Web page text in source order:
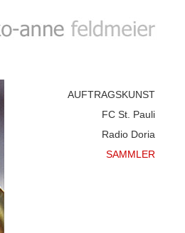
AUFTRAGSKUNST
FC St. Pauli
Radio Doria
SAMMLER